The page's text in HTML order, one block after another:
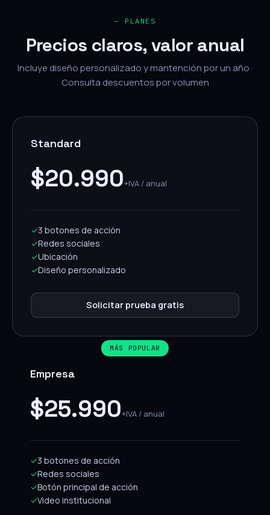
— PLANES
Precios claros, valor anual
Incluye diseño personalizado y mantención por un año ·
Consulta descuentos por volumen
Standard
$20.990+IVA / anual
✓3 botones de acción
✓Redes sociales
✓Ubicación
✓Diseño personalizado
Solicitar prueba gratis
MÁS POPULAR
Empresa
$25.990+IVA / anual
✓3 botones de acción
✓Redes sociales
✓Botón principal de acción
✓Video institucional